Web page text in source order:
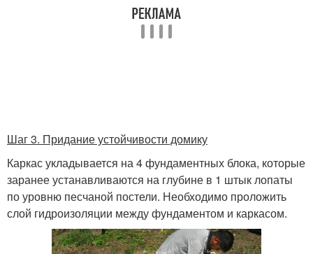
Шаг 3. Придание устойчивости домику
Каркас укладывается на 4 фундаментных блока, которые
заранее устанавливаются на глубине в 1 штык лопаты
по уровню песчаной постели. Необходимо проложить
слой гидроизоляции между фундаментом и каркасом.